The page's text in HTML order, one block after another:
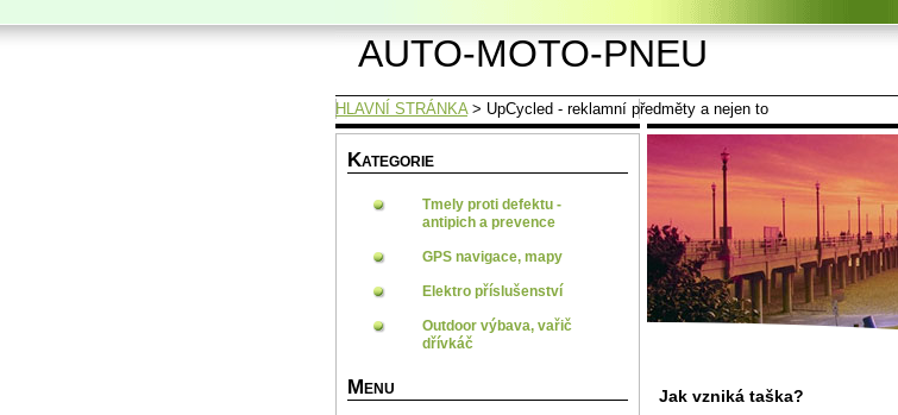
AUTO-MOTO-PNEU
HLAVNÍ STRÁNKA > UpCycled - reklamní předměty a nejen to
Jak vzniká taška?
KATEGORIE
Tmely proti defektu -
antipich a prevence
GPS navigace, mapy
Elektro příslušenství
Outdoor výbava, vařič
dřívkáč
M ENU